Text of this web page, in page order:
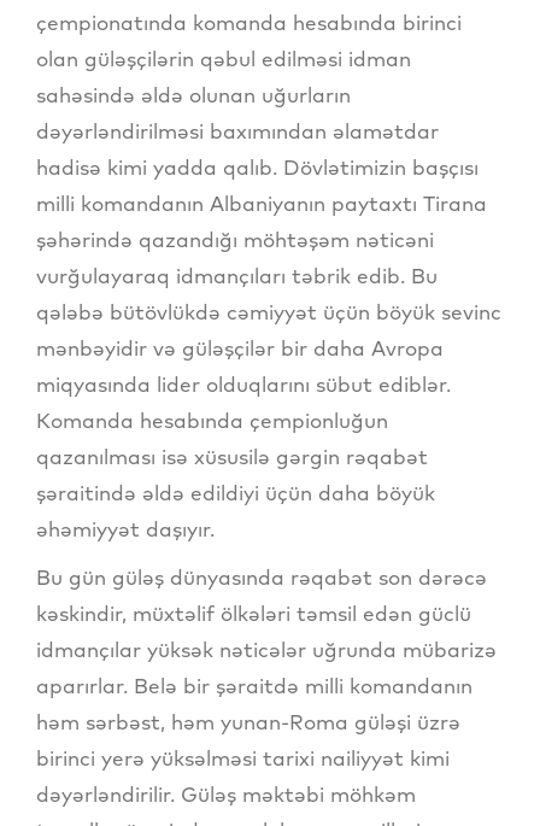
çempionatında komanda hesabında birinci
olan güləşçilərin qəbul edilməsi idman
sahəsində əldə olunan uğurların
dəyərləndirilməsi baxımından əlamətdar
hadisə kimi yadda qalıb. Dövlətimizin başçısı
milli komandanın Albaniyanın paytaxtı Tirana
şəhərində qazandığı möhtəşəm nəticəni
vurğulayaraq idmançıları təbrik edib. Bu
qələbə bütövlükdə cəmiyyət üçün böyük sevinc
mənbəyidir və güləşçilər bir daha Avropa
miqyasında lider olduqlarını sübut ediblər.
Komanda hesabında çempionluğun
qazanılması isə xüsusilə gərgin rəqabət
şəraitində əldə edildiyi üçün daha böyük
əhəmiyyət daşıyır.
Bu gün güləş dünyasında rəqabət son dərəcə
kəskindir, müxtəlif ölkələri təmsil edən güclü
idmançılar yüksək nəticələr uğrunda mübarizə
aparırlar. Belə bir şəraitdə milli komandanın
həm sərbəst, həm yunan-Roma güləşi üzrə
birinci yerə yüksəlməsi tarixi nailiyyət kimi
dəyərləndirilir. Güləş məktəbi möhkəm